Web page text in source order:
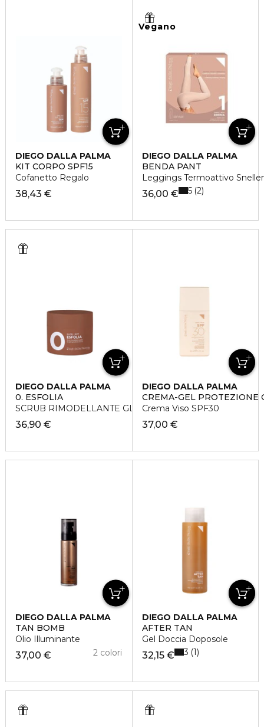
DIEGO DALLA PALMA
KIT CORPO SPF15
Cofanetto Regalo
38,43 €
Vegano
DIEGO DALLA PALMA
BENDA PANT
Leggings Termoattivo
36,00 € 5 2
DIEGO DALLA PALMA
0. ESFOLIA
SCRUB RIMODELLANTE GLUTEI
36,90 €
DIEGO DALLA PALMA
CREMA-GEL PROTEZIONE
Crema Viso SPF30
37,00 €
DIEGO DALLA PALMA
TAN BOMB
Olio Illuminante
37,00 € 2 colori
DIEGO DALLA PALMA
AFTER TAN
Gel Doccia Doposole
32,15 € 3 1